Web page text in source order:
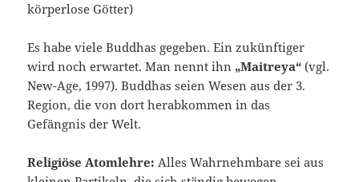
körperlose Götter)
Es habe viele Buddhas gegeben. Ein zukünftiger
wird noch erwartet. Man nennt ihn „Maitreya“ (vgl.
New-Age, 1997). Buddhas seien Wesen aus der 3.
Region, die von dort herabkommen in das
Gefängnis der Welt.
Religiöse Atomlehre: Alles Wahrnehmbare sei aus